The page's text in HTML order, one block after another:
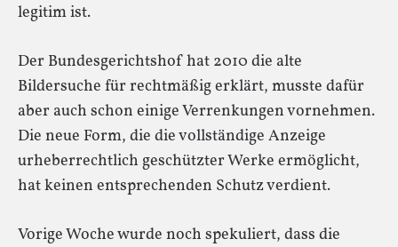
legitim ist.
Der Bundesgerichtshof hat 2010 die alte
Bildersuche für rechtmäßig erklärt, musste dafür
aber auch schon einige Verrenkungen vornehmen.
Die neue Form, die die vollständige Anzeige
urheberrechtlich geschützter Werke ermöglicht,
hat keinen entsprechenden Schutz verdient.
Vorige Woche wurde noch spekuliert, dass die